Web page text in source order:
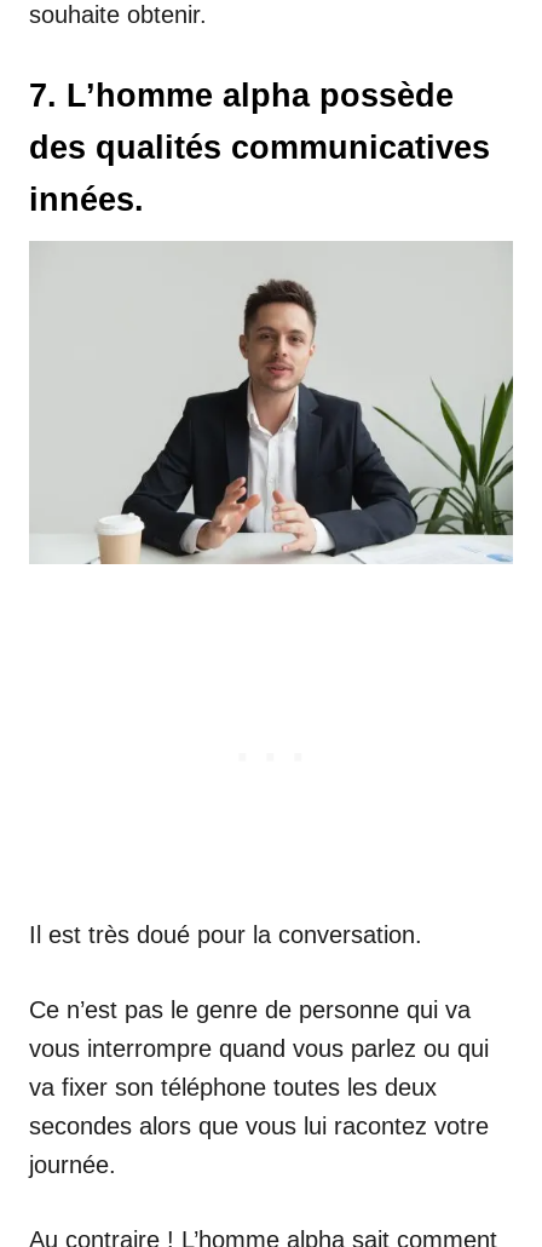
souhaite obtenir.
7. L’homme alpha possède
des qualités communicatives
innées.
Il est très doué pour la conversation.
Ce n’est pas le genre de personne qui va
vous interrompre quand vous parlez ou qui
va fixer son téléphone toutes les deux
secondes alors que vous lui racontez votre
journée.
Au contraire ! L’homme alpha sait comment